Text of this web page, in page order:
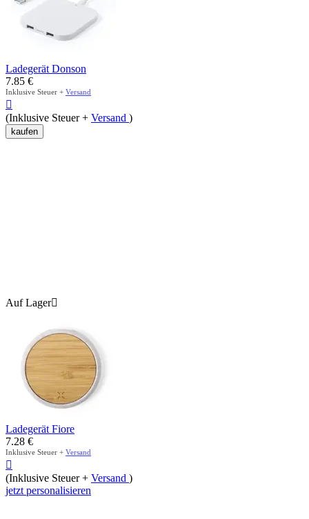
Ladegerät Donson
7.85 €
Inklusive Steuer + Versand

(Inklusive Steuer + Versand )
kaufen
Auf Lager
Ladegerät Fiore
7.28 €
Inklusive Steuer + Versand

(Inklusive Steuer + Versand )
jetzt personalisieren